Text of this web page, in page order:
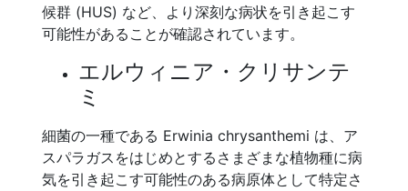
候群 (HUS) など、より深刻な病状を引き起こす
可能性があることが確認されています。
エルウィニア・クリサンテ
ミ
細菌の一種である Erwinia chrysanthemi は、ア
スパラガスをはじめとするさまざまな植物種に病
気を引き起こす可能性のある病原体として特定さ